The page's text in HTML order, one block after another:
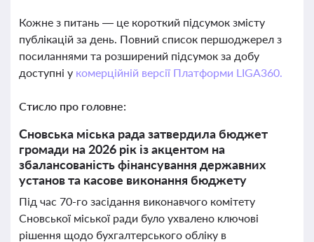
Кожне з питань — це короткий підсумок змісту
публікацій за день. Повний список першоджерел з
посиланнями та розширений підсумок за добу
доступні у комерційній версії Платформи LIGA360.
Стисло про головне:
Сновська міська рада затвердила бюджет
громади на 2026 рік із акцентом на
збалансованість фінансування державних
установ та касове виконання бюджету
Під час 70-го засідання виконавчого комітету
Сновської міської ради було ухвалено ключові
рішення щодо бухгалтерського обліку в